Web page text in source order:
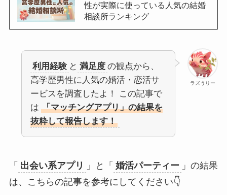
性が実際に使っている人気の結婚
相談所ランキング
ラズうりー
利用経験 と 満足度 の観点から、
高学歴男性に人気の婚活・恋活サ
ービスを調査したよ！ この記事で
は 「マッチングアプリ」の結果を
抜粋して報告します！
「 出会い系アプリ 」と「 婚活パーティー 」の結果
は、こちらの記事を参考にしてください👇